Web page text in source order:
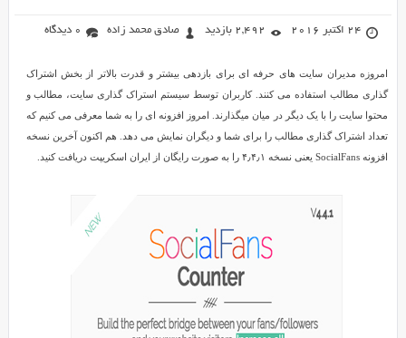
24 اکتبر 2016 2,492 بازدید صادق محمد زاده 0 دیدگاه
امروزه مدیران سایت های حرفه ای برای بازدهی بیشتر و قدرت بالاتر از بخش اشتراک
گذاری مطالب استفاده می کنند. کاربران توسط سیستم استراک گذاری سایت، مطالب و
محتوا سایت را با یک دیگر در میان میگذارند. امروز افزونه ای را به شما معرفی می کنیم که
تعداد اشتراک گذاری مطالب را برای شما و دیگران نمایش می دهد. هم اکنون آخرین نسخه
افزونه SocialFans یعنی نسخه ۴٫۴٫۱ را به صورت رایگان از ایران اسکریپت دریافت کنید.